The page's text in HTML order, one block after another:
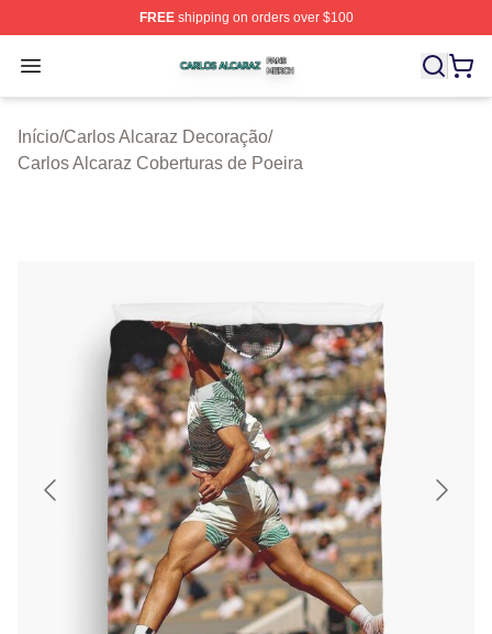
FREEshipping on orders over $100
Open menu
Carlos Alcaraz Shop ⚡️ Officially Licensed Carlos
Início/Carlos Alcaraz Decoração/
Carlos Alcaraz Coberturas de Poeira